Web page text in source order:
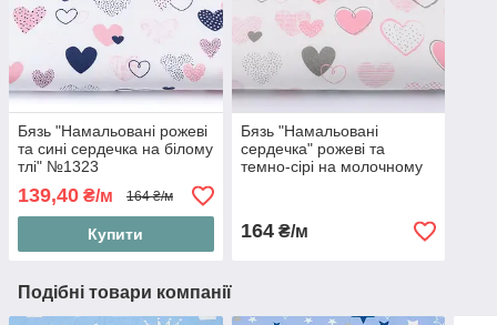
Бязь "Намальовані рожеві
та сині сердечка на білому
тлі" №1323
139,40 ₴/м 164 ₴/м
Купити
Бязь "Намальовані
сердечка" рожеві та
темно-сірі на молочному
164₴/м
Подібні товари компанії